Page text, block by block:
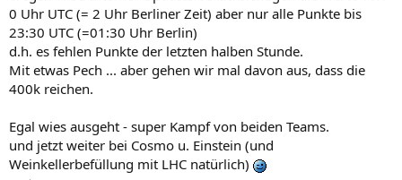
0 Uhr UTC (= 2 Uhr Berliner Zeit) aber nur alle Punkte bis
23:30 UTC (=01:30 Uhr Berlin)
d.h. es fehlen Punkte der letzten halben Stunde.
Mit etwas Pech ... aber gehen wir mal davon aus, dass die
400k reichen.
Egal wies ausgeht - super Kampf von beiden Teams.
und jetzt weiter bei Cosmo u. Einstein (und
Weinkellerbefüllung mit LHC natürlich)